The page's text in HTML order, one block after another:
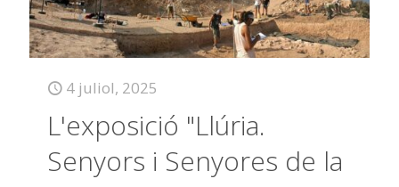
4 juliol, 2025
L'exposició "Llúria.
Senyors i Senyores de la